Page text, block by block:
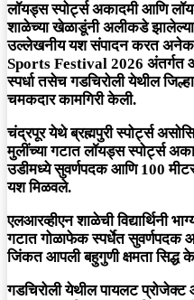
लॉयड्स स्पोर्ट्स अकादमी आणि
शाळेच्या खेळाडूंनी अलीकडे झालेल्या
उल्लेखनीय यश संपादन करत
Sports Festival 2026 अंतर्गत
स्पर्धा तसेच गडचिरोली येथील
चमकदार कामगिरी केली.
चंद्रपूर येथे ब्रह्मपुरी स्पोर्ट्स
मुलींच्या गटात लॉयड्स स्पोर्ट्स
उडीमध्ये सुवर्णपदक आणि 100
यश मिळवले.
एलआरव्हीएन शाळेची विद्यार्थिनी
गटात गोळाफेक स्पर्धेत सुवर्णपदक
जिंकत आपली बहुगुणी क्षमता सिद्ध
गडचिरोली येथील पायलट